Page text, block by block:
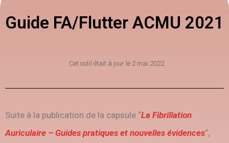
Guide FA/Flutter ACMU 2021
Cet outil était à jour le 2 mai 2022
Suite à la publication de la capsule “La Fibrillation
Auriculaire – Guides pratiques et nouvelles évidences“,